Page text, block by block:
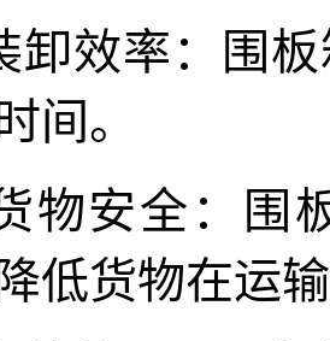
卸效率：围
间。
物安全：围
低货物在运